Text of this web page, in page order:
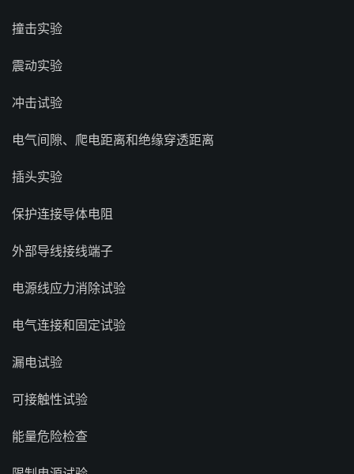
撞击实验
震动实验
冲击试验
电气间隙、爬电距离和绝缘穿透距离
插头实验
保护连接导体电阻
外部导线接线端子
电源线应力消除试验
电气连接和固定试验
漏电试验
可接触性试验
能量危险检查